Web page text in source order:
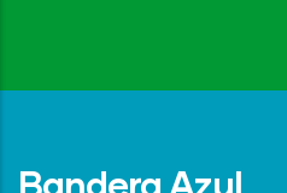
Bandera Azul